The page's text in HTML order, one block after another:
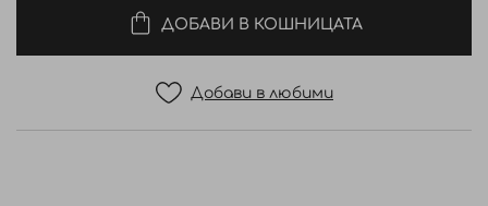
ДОБАВИ В КОШНИЦАТА
Добави в любими